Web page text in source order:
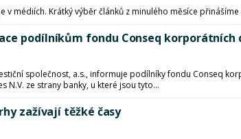
v médiích. Krátký výběr článků z minulého měsíce přinášíme
podílníkům fondu Conseq korporátních
společnost, a.s., informuje podílníky fondu Conseq
N.V. ze strany banky, u které jsou tyto...
zažívají těžké časy